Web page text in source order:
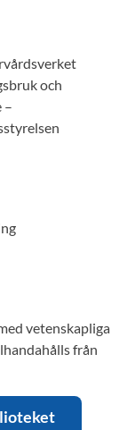
och
–
vetenskapliga
från